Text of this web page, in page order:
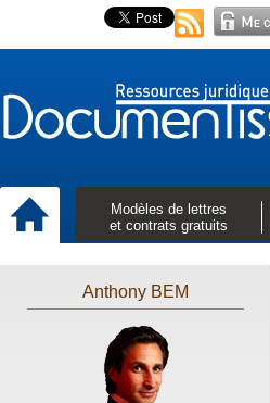
Modèles de lettres
et contrats gratuits
Anthony BEM